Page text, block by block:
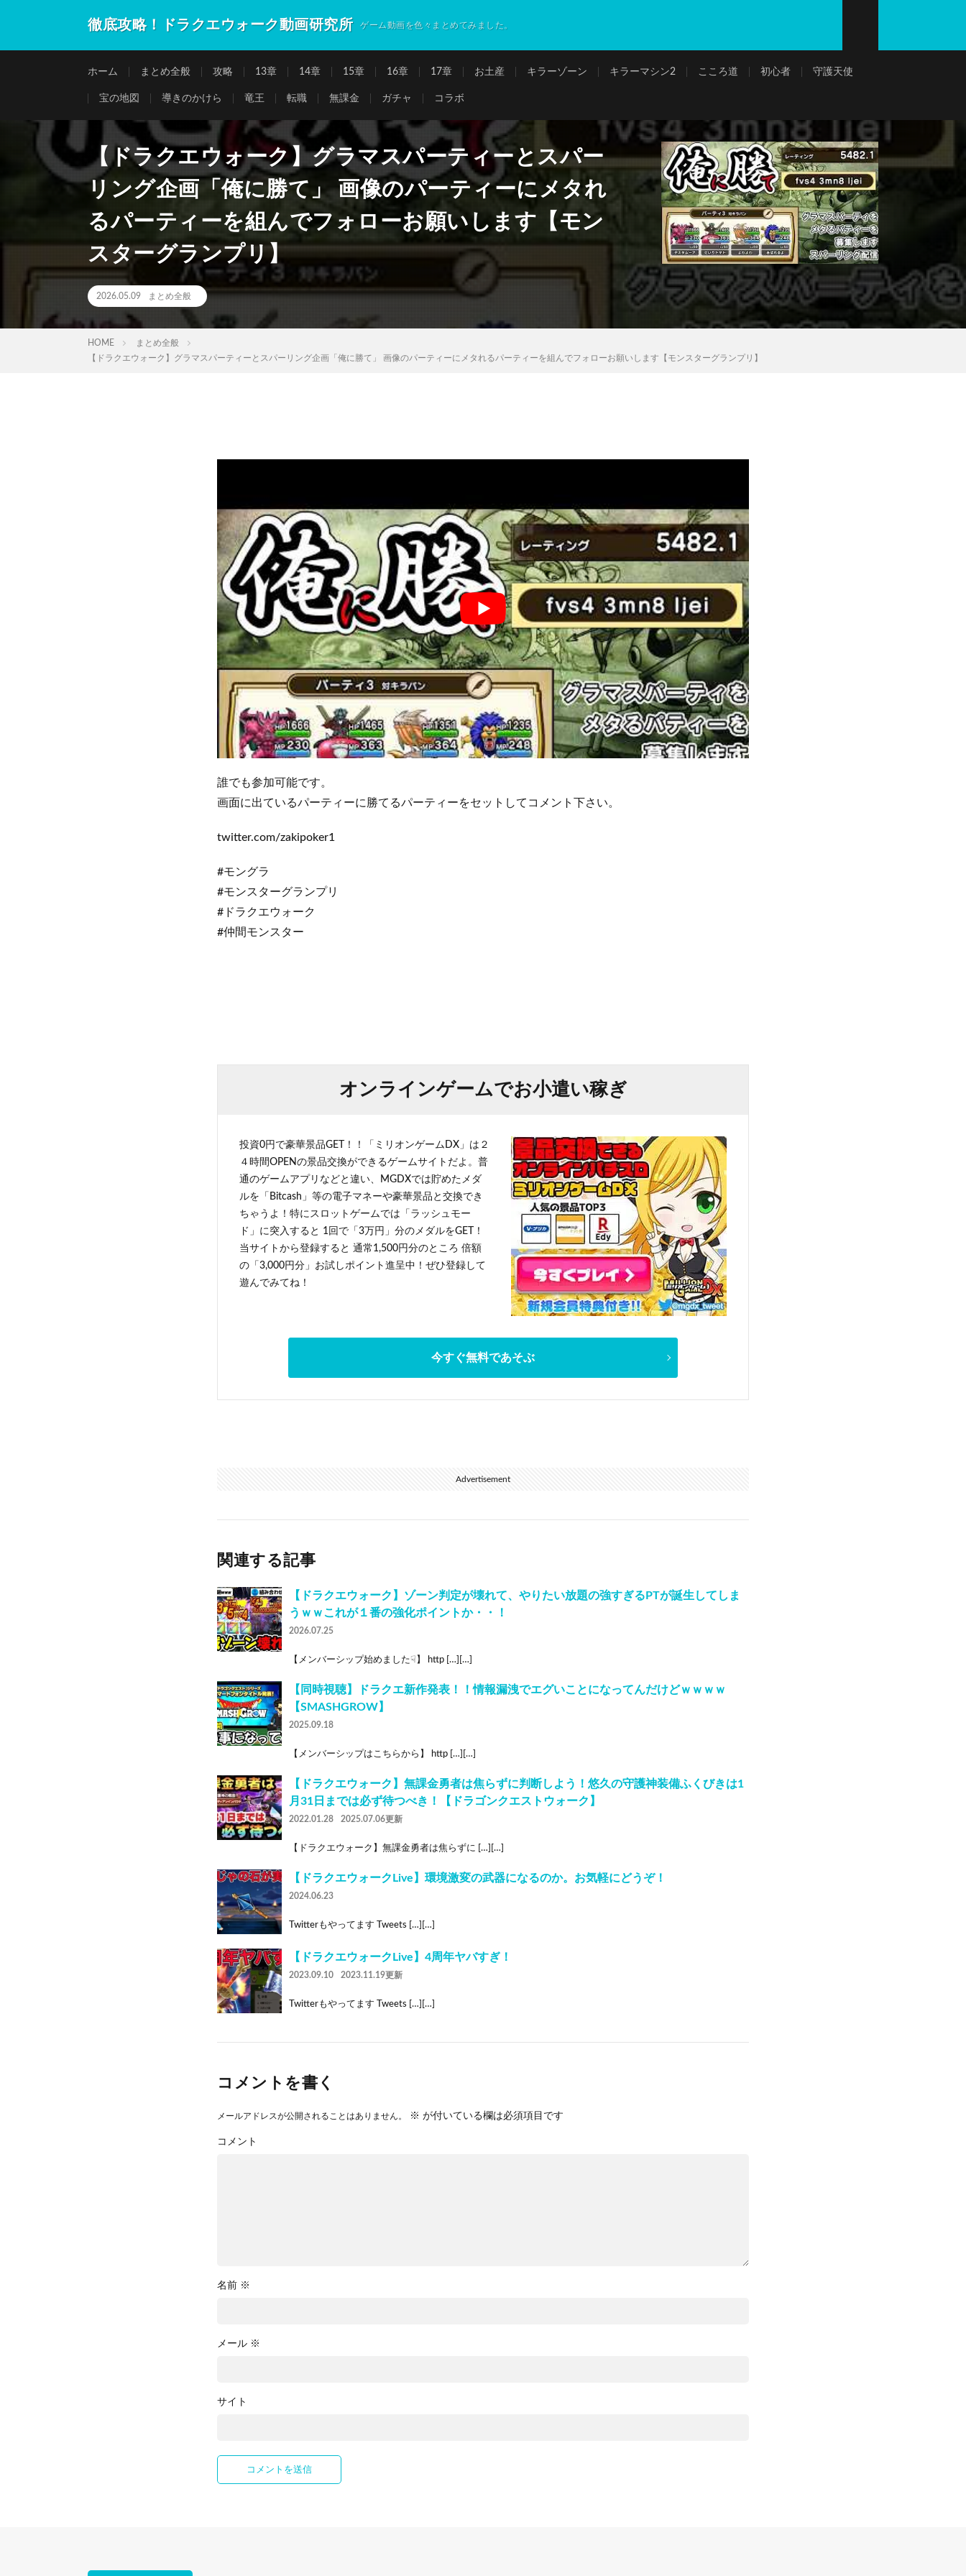
徹底攻略！ドラクエウォーク動画研究所 ゲーム動画を色々まとめてみました。
ホーム まとめ全般 攻略 13章 14章 15章 16章 17章 お土産 キラーゾーン キラーマシン2 こころ道 初心者 守護天使
宝の地図 導きのかけら 竜王 転職 無課金 ガチャ コラボ
【ドラクエウォーク】グラマスパーティーとスパー
リング企画「俺に勝て」 画像のパーティーにメタれ
るパーティーを組んでフォローお願いします【モン
スターグランプリ】
2026.05.09 まとめ全般
HOME
まとめ全般
【ドラクエウォーク】グラマスパーティーとスパーリング企画「俺に勝て」 画像のパーティーにメタれるパーティーを組んでフォローお願いします【モンスターグランプリ】
誰でも参加可能です。
画面に出ているパーティーに勝てるパーティーをセットしてコメント下さい。
twitter.com/zakipoker1
#モングラ
#モンスターグランプリ
#ドラクエウォーク
#仲間モンスター
オンラインゲームでお小遣い稼ぎ
投資0円で豪華景品GET！！「ミリオンゲームDX」は２
４時間OPENの景品交換ができるゲームサイトだよ。普
通のゲームアプリなどと違い、MGDXでは貯めたメダ
ルを「Bitcash」等の電子マネーや豪華景品と交換でき
ちゃうよ！特にスロットゲームでは「ラッシュモー
ド」に突入すると 1回で「3万円」分のメダルをGET！
当サイトから登録すると 通常1,500円分のところ 倍額
の「3,000円分」お試しポイント進呈中！ぜひ登録して
遊んでみてね！
今すぐ無料であそぶ
Advertisement
関連する記事
【ドラクエウォーク】ゾーン判定が壊れて、やりたい放題の強すぎるPTが誕生してしま
うｗｗこれが１番の強化ポイントか・・！
2026.07.25
【メンバーシップ始めました☟】 http […][…]
【同時視聴】ドラクエ新作発表！！情報漏洩でエグいことになってんだけどｗｗｗｗ
【SMASHGROW】
2025.09.18
【メンバーシップはこちらから】 http […][…]
【ドラクエウォーク】無課金勇者は焦らずに判断しよう！悠久の守護神装備ふくびきは1
月31日までは必ず待つべき！【ドラゴンクエストウォーク】
2022.01.28 2025.07.06更新
【ドラクエウォーク】無課金勇者は焦らずに […][…]
【ドラクエウォークLive】環境激変の武器になるのか。お気軽にどうぞ！
2024.06.23
Twitterもやってます Tweets […][…]
【ドラクエウォークLive】4周年ヤバすぎ！
2023.09.10 2023.11.19更新
Twitterもやってます Tweets […][…]
コメントを書く
メールアドレスが公開されることはありません。 ※ が付いている欄は必須項目です
コメント
名前 ※
メール ※
サイト